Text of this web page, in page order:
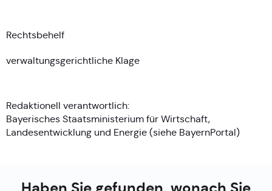
Rechtsbehelf
verwaltungsgerichtliche Klage
Redaktionell verantwortlich:
Bayerisches Staatsministerium für Wirtschaft,
Landesentwicklung und Energie (siehe BayernPortal)